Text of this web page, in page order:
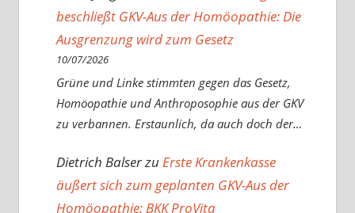
beschließt GKV-Aus der Homöopathie: Die
Ausgrenzung wird zum Gesetz
10/07/2026
Grüne und Linke stimmten gegen das Gesetz,
Homöopathie und Anthroposophie aus der GKV
zu verbannen. Erstaunlich, da auch doch der…
Dietrich BalserzuErste Krankenkasse
äußert sich zum geplanten GKV-Aus der
Homöopathie: BKK ProVita